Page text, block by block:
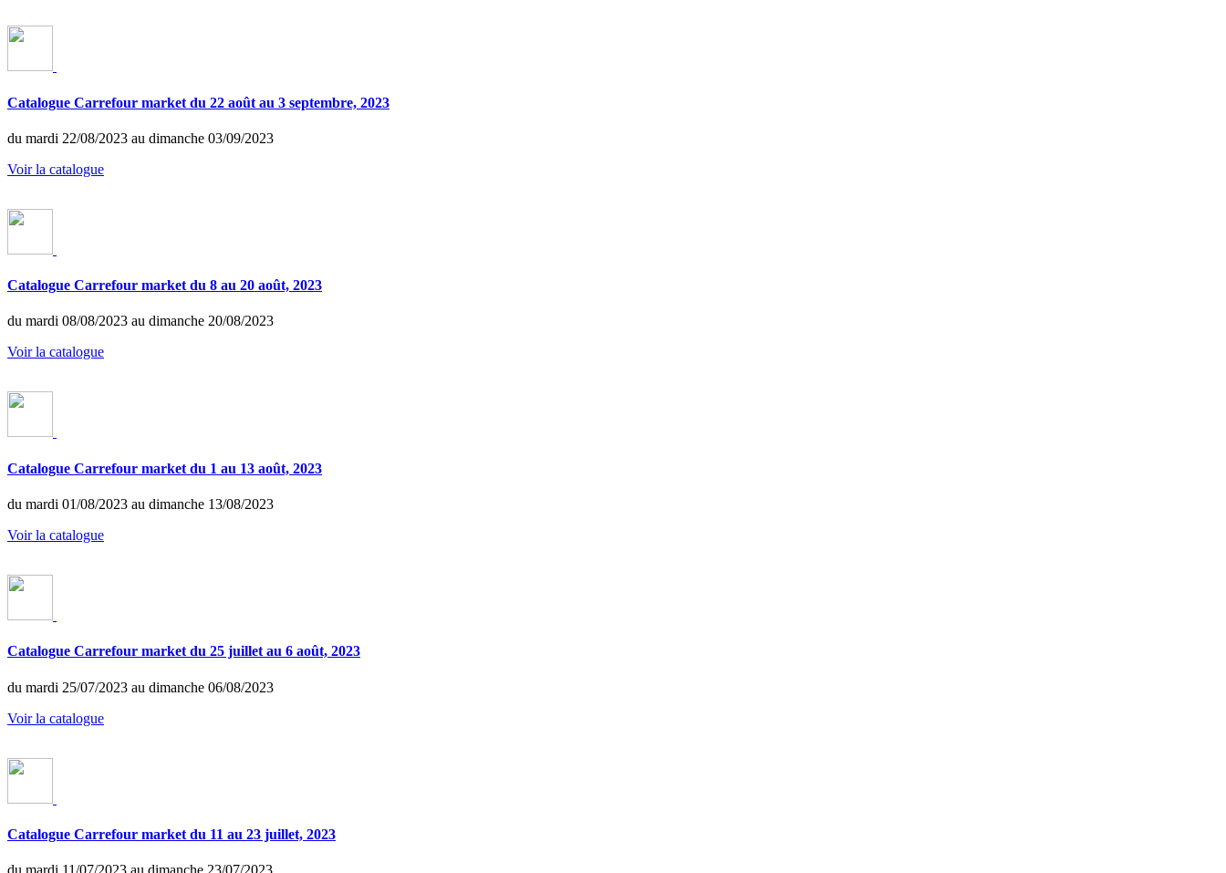
Catalogue Carrefour market du 22 août au 3 septembre, 2023
du mardi 22/08/2023 au dimanche 03/09/2023
Voir la catalogue
Catalogue Carrefour market du 8 au 20 août, 2023
du mardi 08/08/2023 au dimanche 20/08/2023
Voir la catalogue
Catalogue Carrefour market du 1 au 13 août, 2023
du mardi 01/08/2023 au dimanche 13/08/2023
Voir la catalogue
Catalogue Carrefour market du 25 juillet au 6 août, 2023
du mardi 25/07/2023 au dimanche 06/08/2023
Voir la catalogue
Catalogue Carrefour market du 11 au 23 juillet, 2023
du mardi 11/07/2023 au dimanche 23/07/2023